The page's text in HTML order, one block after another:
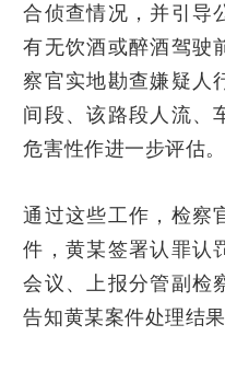
合侦查情况，并引导
有无饮酒或醉酒驾驶
察官实地勘查嫌疑人
间段、该路段人流、
危害性作进一步评估。
通过这些工作，检察
件，黄某签署认罪认
会议、上报分管副检
告知黄某案件处理结